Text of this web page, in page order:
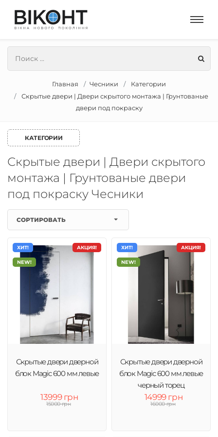
Главная Чесники
Категории
Скрытые двери | Двери скрытого монтажа | Грунтованые
двери под покраску
КАТЕГОРИИ
Скрытые двери | Двери скрытого
монтажа | Грунтованые двери
под покраску Чесники
СОРТИРОВАТЬ
АКЦИЯ!
ХИТ!
NEW!
Скрытые двери дверной
блок Magic 600 мм левые
13999 грн
15000 грн
АКЦИЯ!
ХИТ!
NEW!
Скрытые двери дверной
блок Magic 600 мм левые
черный торец
14999 грн
16000 грн